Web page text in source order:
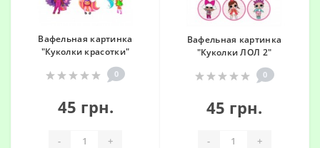
Вафельная картинка
"Куколки красотки"
0
45 грн.
- +
Вафельная картинка
"Куколки ЛОЛ 2"
0
45 грн.
- +